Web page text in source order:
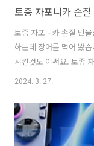
토종 자포니카 손
토종 자포니카 손질 민
하는데 장어를 먹어 봤
시킨것도 이써요. 토종
자주는 못가고 한번 밖
대장어를 그래도 저렴하
다. 집에서 해 먹는게 어
2024. 3. 27.